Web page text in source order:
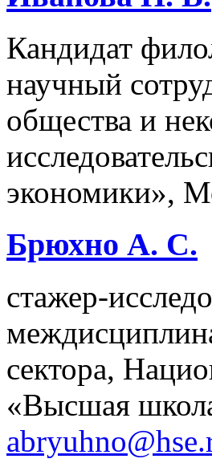
Кандидат
научный
общества и
экономики»,
Брюхно А. С.
стажер-
сектора,
«Высшая